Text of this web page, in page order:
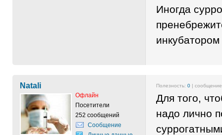
Иногда
Natali
Офлайн
Посетители
252 сообщений
Сообщение
Полезность: 0 |
Для того,
надо лично